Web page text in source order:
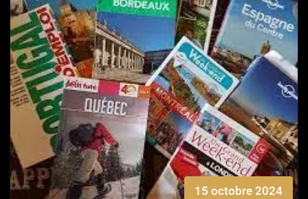
15 octobre 2024